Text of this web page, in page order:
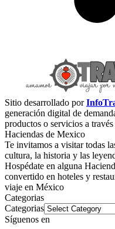
Sitio desarrollado por
generación digital de
productos o servicios a
Haciendas de Mexico
Te invitamos a visitar todas
cultura, la historia y las
Hospédate en alguna
convertido en hoteles y
viaje en México
Categorias
Categorias
Síguenos en